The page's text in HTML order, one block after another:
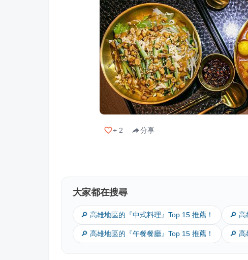
+ 2 分享
大家都在搜尋
🔎 高雄地區的『中式料理』Top 15 推薦！ 🔎 高
🔎 高雄地區的『午餐餐廳』Top 15 推薦！ 🔎 高